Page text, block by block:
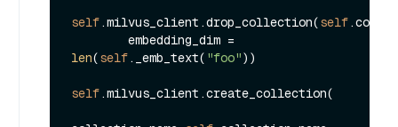
self.milvus_client.drop_collection(self
len(self._emb_text( "foo"))
self.milvus_client.create_collection(